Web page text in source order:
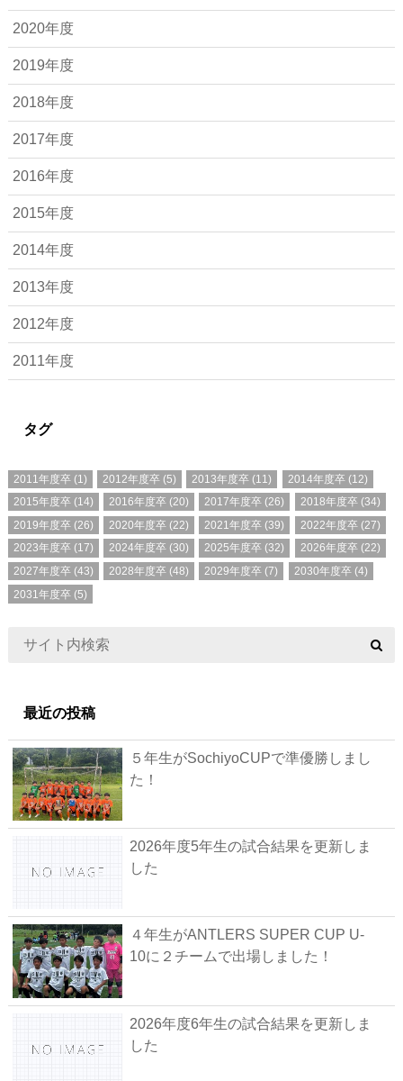
2020年度
2019年度
2018年度
2017年度
2016年度
2015年度
2014年度
2013年度
2012年度
2011年度
タグ
2011年度卒(1) 2012年度卒 (5) 2013年度卒 (11) 2014年度卒(12)
2015年度卒(14) 2016年度卒 (20) 2017年度卒 (26) 2018年度卒(34)
2019年度卒(26) 2020年度卒 (22) 2021年度卒 (39) 2022年度卒(27)
2023年度卒(17) 2024年度卒 (30) 2025年度卒 (32) 2026年度卒(22)
2027年度卒(43) 2028年度卒 (48) 2029年度卒 (7) 2030年度卒(4)
2031年度卒(5)
最近の投稿
５年生がSochiyoCUPで準優勝しまし
た！
2026年度5年生の試合結果を更新しま
した
４年生がANTLERS SUPER CUP U-
10に２チームで出場しました！
2026年度6年生の試合結果を更新しま
した